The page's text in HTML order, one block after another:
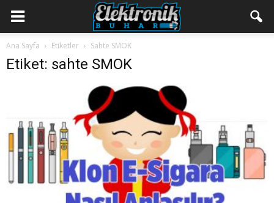
Ana Sayfa Etiketler Sahte SMOK
Etiket: sahte SMOK